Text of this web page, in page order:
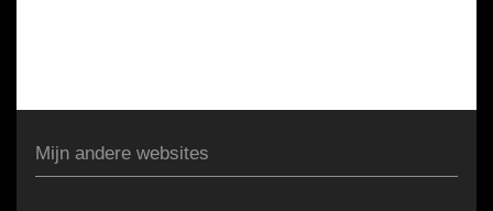
Mijn andere websites